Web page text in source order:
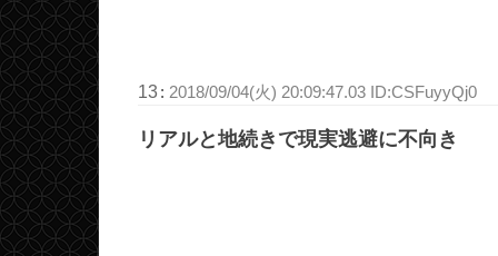
13: 2018/09/04(火) 20:09:47.03 ID:CSFuyyQj0
リアルと地続きで現実逃避に不向き